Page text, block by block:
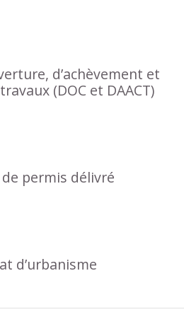
d’achèvement et
(DOC et DAACT)
permis délivré
d’urbanisme